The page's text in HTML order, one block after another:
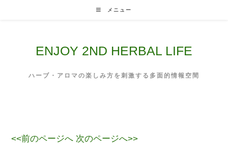
メニュー
ENJOY 2ND HERBAL LIFE
ハーブ・アロマの楽しみ方を刺激する多面的情報空間
<<前のページへ 次のページへ>>